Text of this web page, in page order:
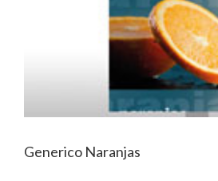
Generico Naranjas